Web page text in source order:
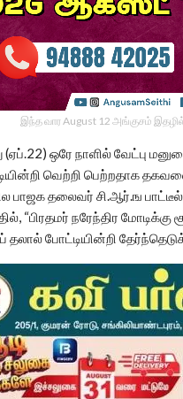
இந்த வார August 12 அங்குசம்
ஒரே நாளில் வேட்பு
வெற்றி பெற்றதாக
பாஜக தலைவர் சி.ஆர்.ங
“பிரதமர் நரேந்திர
போட்டியின்றி